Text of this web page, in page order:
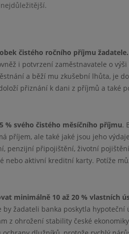
čistého ročního příjmu žadatele.
i potvrzení zaměstnavatele o
a běží mu zkušební lhůta, je
přiznání k dani z příjmů a také
% svého čistého měsíčního příjmu.
příjem, ale také jaké jsou jeho
penzijní připojištění, životní
nebo aktivní kreditní karty. Potíže
minimálně 10 až 20 % vlastních
by žadateli banka poskytla hypoteční
z ohrožení stability české